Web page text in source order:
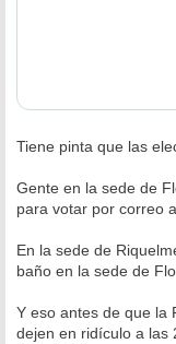
Tiene pinta que las
Gente en la sede de
para votar por correo
En la sede de
baño en la sede de
Y eso antes de que la
dejen en ridículo a las